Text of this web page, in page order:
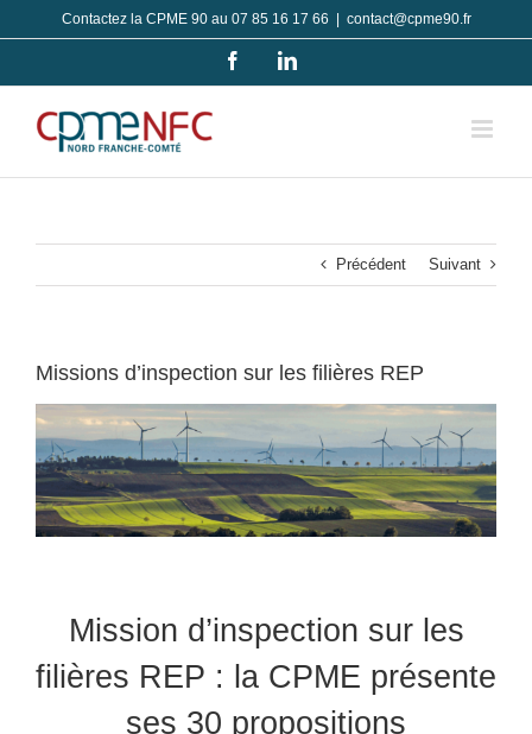
au
Contactez la CPME 90 au 07 85 16 17 66 contact@cpme90.fr
FacebookLinkedIn
Précédent Suivant
Missions d’inspection sur les filières REP
Mission d’inspection sur les
filières REP : la CPME présente
ses 30 propositions